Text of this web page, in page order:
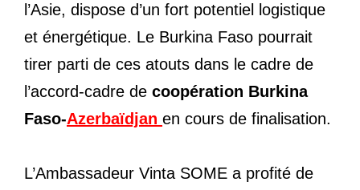
l’Asie, dispose d’un fort potentiel logistique
et énergétique. Le Burkina Faso pourrait
tirer parti de ces atouts dans le cadre de
l’accord-cadre de coopération Burkina
Faso-Azerbaïdjan en cours de finalisation.
L’Ambassadeur Vinta SOME a profité de